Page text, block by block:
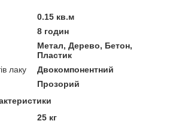
0.15 кв.м
8 годин
Метал, Дерево, Бетон,
Пластик
лаку
Двокомпонентний
Прозорий
25 кг